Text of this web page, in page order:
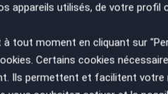
Mini Countryman
Cooper SE 125 + 95
Harman Kardon
Année
2023
Kilométrage
62000 km
appareils utilisés, de votre profil
tout moment en cliquant sur
. Certains cookies
Ils permettent et facilitent votre